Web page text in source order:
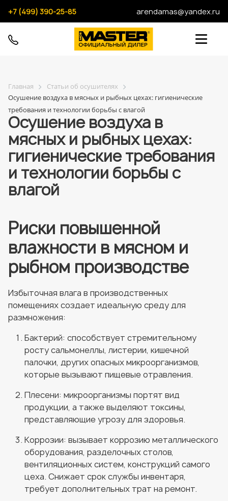
+7 (499) 390-25-85 arendamas@yandex.ru
Главная
Статьи об осушителях
Осушение воздуха в мясных и рыбных цехах: гигиенические
требования и технологии борьбы с влагой
Осушение воздуха в
мясных и рыбных цехах:
гигиенические требования
и технологии борьбы с
влагой
Риски повышенной
влажности в мясном и
рыбном производстве
Избыточная влага в производственных
помещениях создает идеальную среду для
размножения:
Бактерий: способствует стремительному
росту сальмонеллы, листерии, кишечной
палочки, других опасных микроорганизмов,
которые вызывают пищевые отравления.
Плесени: микроорганизмы портят вид
продукции, а также выделяют токсины,
представляющие угрозу для здоровья.
Коррозии: вызывает коррозию металлического
оборудования, разделочных столов,
вентиляционных систем, конструкций самого
цеха. Снижает срок службы инвентаря,
требует дополнительных трат на ремонт.